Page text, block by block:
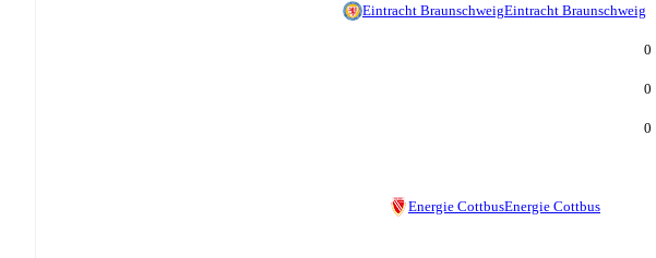
Eintracht BraunschweigEintracht Braunschweig
0
0
0
Energie CottbusEnergie Cottbus